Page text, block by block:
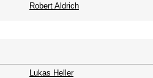
Robert Aldrich
Lukas Heller